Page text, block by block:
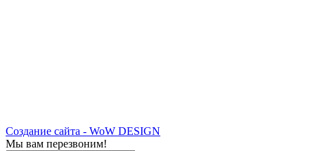
Создание сайта - WoW DESIGN
Мы вам перезвоним!